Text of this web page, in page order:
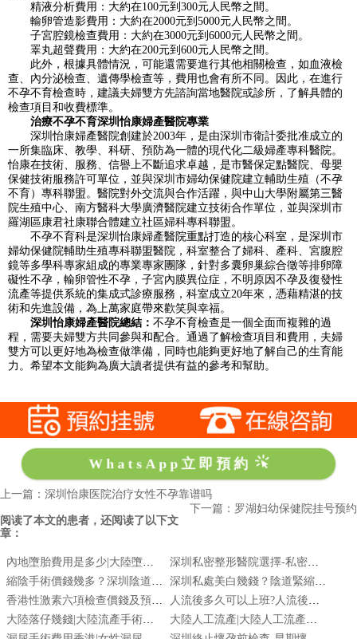
精液分析費用：大約在100元到300元人民幣之間。
輸卵管造影費用：大約在2000元到5000元人民幣之間。
子宮腔鏡檢查費用：大約在3000元到6000元人民幣之間。
睪丸超聲費用：大約在200元到600元人民幣之間。
此外，根據具體情況，可能還需要進行其他相關檢查，如血液檢
查、內分泌檢查、遺傳學檢查等，費用也會有所不同。因此，在進行
不孕不育檢查時，建議夫婦雙方先諮詢當地醫院或診所，了解具體的
檢查項目和收費標準。
治療不孕不育深圳怡康婦產醫院專業
深圳怡康婦產醫院創建於2003年，是由深圳市衛計委批准成立的
一所集臨床、教學、科研、預防為一體的現代化二級婦產專科醫院。
怡康在技術、服務、信譽上不斷追求卓越，是市醫保定點醫院、母嬰
保健技術服務許可單位，並與深圳市婦幼保健院建立輔助生殖（不孕
不育）專科聯盟。醫院對外交流與合作活躍，與中山大學附屬第三醫
院生殖中心、南方醫科大學廣濟醫院建立技術合作單位，並與深圳市
羅湖區康君社康聯合體建立社區婦科專科聯盟。
不孕不育科是深圳怡康婦產醫院重點打造的核心科室，是深圳市
婦幼保健院輔助生殖專科聯盟醫院，科室整合了婦科、產科、宮腹腔
鏡等多學科專家組成的專業專家團隊，針對多囊卵巢綜合徵等排卵障
礙性不孕，輸卵管性不孕，子宮內膜異位症，不明原因不孕及復發性
流產等提供系統的集成式診療服務，科室成立20年來，憑藉精湛的技
術和先進設備，為上萬家庭帶來歡笑與幸福。
深圳怡康婦產醫院總結： 不孕不育檢查是一個全面而複雜的過
程，需要夫婦雙方共同參與和配合。通過了解檢查項目和費用，夫婦
雙方可以更好地為檢查做準備，同時也能夠更好地了解自己的生育能
力。希望本文能夠為廣大讀者提供有益的參考和幫助。
WhatsApp立即預約
上一篇：深圳怡康医院治疗女性不孕靠谱吗
下一篇：罗湖妇幼保健院挂号预约
阅读了本文的患者，还阅读了以下文
章：